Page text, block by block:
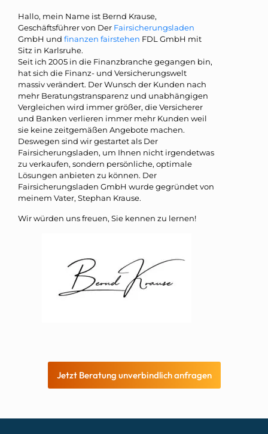
Hallo, mein Name ist Bernd Krause,
Geschäftsführer von Der Fairsicherungsladen
GmbH und finanzen fairstehen FDL GmbH mit
Sitz in Karlsruhe.
Seit ich 2005 in die Finanzbranche gegangen bin,
hat sich die Finanz- und Versicherungswelt
massiv verändert. Der Wunsch der Kunden nach
mehr Beratungstransparenz und unabhängigen
Vergleichen wird immer größer, die Versicherer
und Banken verlieren immer mehr Kunden weil
sie keine zeitgemäßen Angebote machen.
Deswegen sind wir gestartet als Der
Fairsicherungsladen, um Ihnen nicht irgendetwas
zu verkaufen, sondern persönliche, optimale
Lösungen anbieten zu können. Der
Fairsicherungsladen GmbH wurde gegründet von
meinem Vater, Stephan Krause.
Wir würden uns freuen, Sie kennen zu lernen!
Jetzt Beratung unverbindlich anfragen